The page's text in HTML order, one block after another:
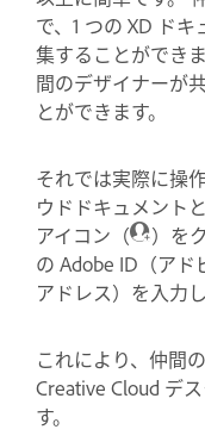
で、1 つの XD ド
集することができ
間のデザイナーが
とができます。
それでは実際に操
ウドドキュメント
アイコン（
）を
の Adobe ID（ア
アドレス）を入力
これにより、仲間
Creative Cloud デ
す。